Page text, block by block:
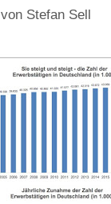
von Stefan Sell